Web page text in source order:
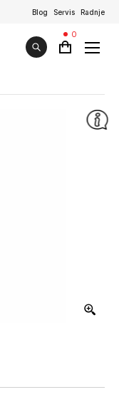
Blog Servis Radnje
0